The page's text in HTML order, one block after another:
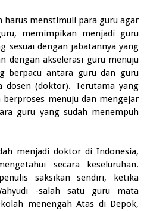
menstimuli para guru agar
memimpikan menjadi guru
sesuai dengan jabatannya yang
dengan akselerasi guru menuju
berpacu antara guru dan guru
dosen (doktor). Terutama yang
menuju dan mengejar
guru yang sudah menempuh
menjadi doktor di Indonesia,
secara keseluruhan.
saksikan sendiri, ketika
-salah satu guru mata
menengah Atas di Depok,